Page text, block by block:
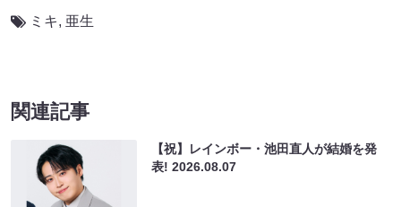
ミキ, 亜生
関連記事
【祝】レインボー・池田直人が結婚を発
表!2026.08.07